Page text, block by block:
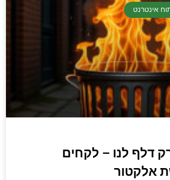
אינטרנט
דלף לנו – לקחים
אלקטור